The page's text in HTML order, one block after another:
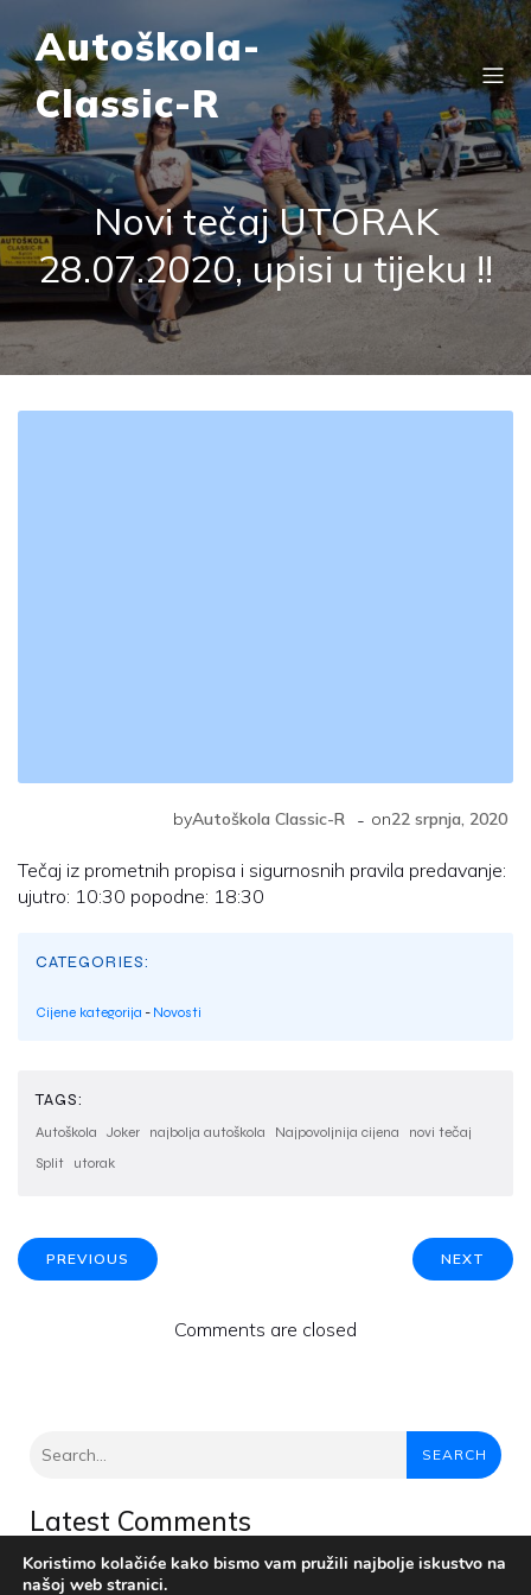
Autoškola-
Classic-R
Novi tečaj UTORAK
28.07.2020, upisi u tijeku !!
byAutoškola Classic-R - on22 srpnja, 2020
Tečaj iz prometnih propisa i sigurnosnih pravila predavanje:
ujutro: 10:30 popodne: 18:30
CATEGORIES:
Cijene kategorija - Novosti
TAGS:
Autoškola Joker najbolja autoškola Najpovoljnija cijena
novi tečaj
Split
utorak
PREVIOUS NEXT
Comments are closed
SEARCH
Latest Comments
Nema komentara za prikaz.
Koristimo kolačiće kako bismo vam pružili najbolje iskustvo na
našoj web stranici.